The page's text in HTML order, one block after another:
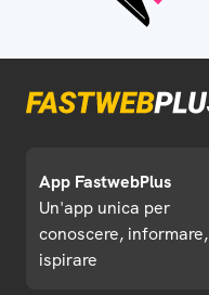
App FastwebPlus
Un'app unica per
conoscere, informare,
ispirare